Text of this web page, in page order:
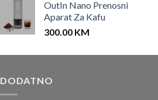
OutIn Nano Prenosni
Aparat Za Kafu
300.00 KM
DODATNO